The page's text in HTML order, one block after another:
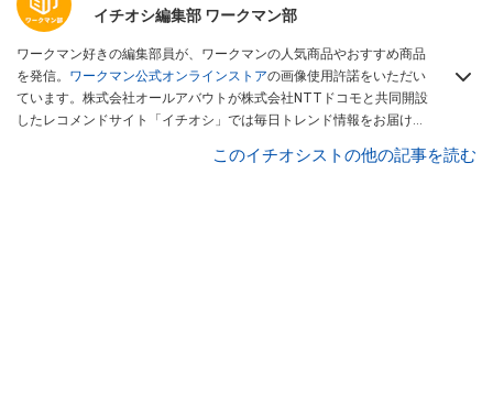
イチオシ編集部 ワークマン部
ワークマン好きの編集部員が、ワークマンの人気商品やおすすめ商品
を発信。 ワークマン公式オンラインストアの画像使用許諾をいただい
ています。株式会社オールアバウトが株式会社NTTドコモと共同開設
したレコメンドサイト「イチオシ」では毎日トレンド情報をお届け。
このイチオシストの他の記事を読む